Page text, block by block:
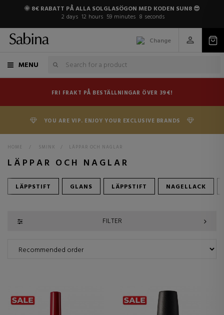
🌞 8€ RABATT PÅ ALLA SOLGLASÖGON MED KODEN SUN8 😎
2 days 12 hours 59 minutes 7 seconds
Change
MENU
FRI FRAKT PÅ BESTÄLLNINGAR ÖVER 39€!
YOU ARE VIP. ENJOY YOUR EXCLUSIVE BRANDS
HOME > SMINK > LÄPPAR OCH NAGLAR
LÄPPAR OCH NAGLAR
LÄPPSTIFT GLANS LÄPPSTIFT NAGELLACK
FILTER